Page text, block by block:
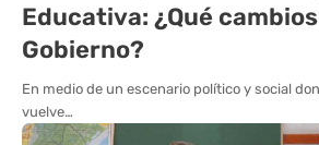
Educativa: ¿Qué
Gobierno?
En medio de un escenario político y social
vuelve…